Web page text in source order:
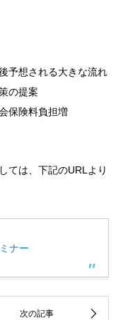
予想される大きな流れ
の提案
保険料負担増
ては、下記のURLより
ナー